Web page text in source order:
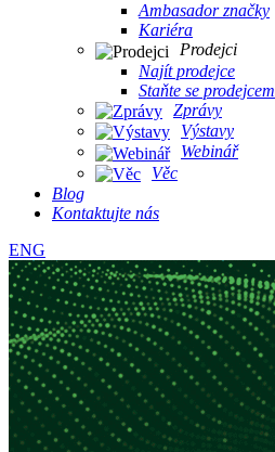
Ambasador značky
Kariéra
Prodejci
Najít prodejce
Staňte se prodejcem
Zprávy
Výstavy
Webinář
Věc
Blog
Kontaktujte nás
ENG